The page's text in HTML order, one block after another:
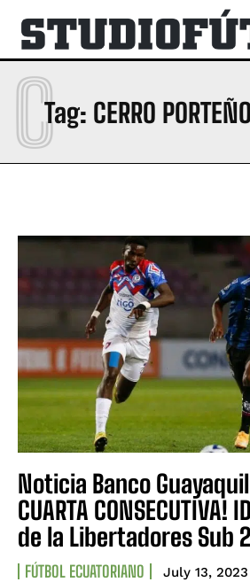
Tag: CERRO PORTEÑO
C
Noticia Banco Guayaquil
CUARTA CONSECUTIVA!
de la Libertadores Sub
FÚTBOL ECUATORIANO July 13, 2023